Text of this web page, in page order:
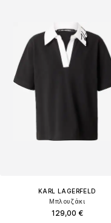
KARL LAGERFELD
Μπλουζάκι
129,00 €